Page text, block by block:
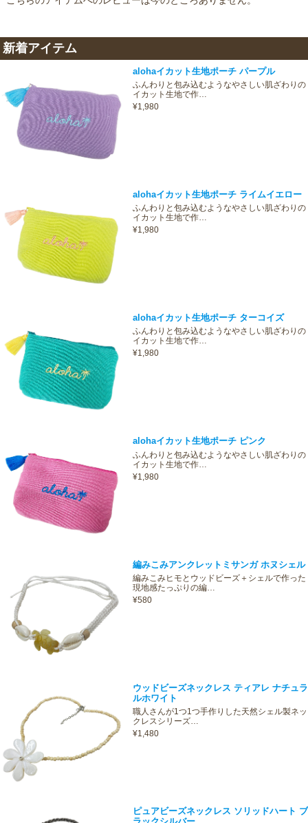
新着アイテム
alohaイカット生地ポーチ パープル
ふんわりと包み込むようなやさしい肌ざわりの
イカット生地で作…
¥1,980
alohaイカット生地ポーチ ライムイエロー
ふんわりと包み込むようなやさしい肌ざわりの
イカット生地で作…
¥1,980
alohaイカット生地ポーチ ターコイズ
ふんわりと包み込むようなやさしい肌ざわりの
イカット生地で作…
¥1,980
alohaイカット生地ポーチ ピンク
ふんわりと包み込むようなやさしい肌ざわりの
イカット生地で作…
¥1,980
編みこみアンクレットミサンガ ホヌシェル
編みこみヒモとウッドビーズ＋シェルで作った
現地感たっぷりの編…
¥580
ウッドビーズネックレス ティアレ ナチュラ
ルホワイト
職人さんが1つ1つ手作りした天然シェル製ネッ
クレスシリーズ…
¥1,480
ピュアビーズネックレス ソリッドハート ブ